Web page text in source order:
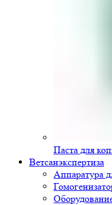
Паста для
Ветсанэкспертиза
Аппаратура